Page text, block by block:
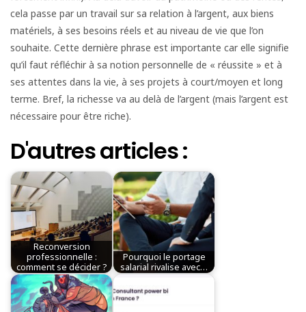
cela passe par un travail sur sa relation à l’argent, aux biens
matériels, à ses besoins réels et au niveau de vie que l’on
souhaite. Cette dernière phrase est importante car elle signifie
qu’il faut réfléchir à sa notion personnelle de « réussite » et à
ses attentes dans la vie, à ses projets à court/moyen et long
terme. Bref, la richesse va au delà de l’argent (mais l’argent est
nécessaire pour être riche).
D'autres articles :
Reconversion
professionnelle :
comment se décider ?
Pourquoi le portage
salarial rivalise avec…